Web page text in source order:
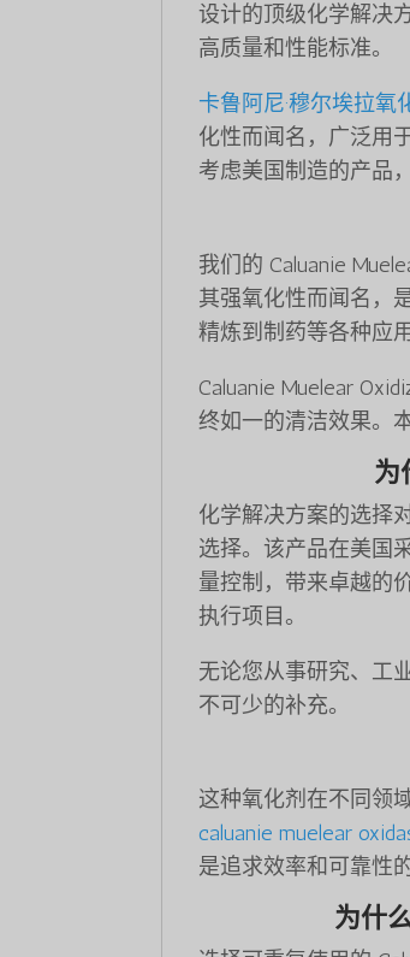
设计的顶级化学解决
高质量和性能标准。
卡鲁阿尼·穆尔埃拉氧
化性而闻名，广泛用
考虑美国制造的产品
我们的 Caluanie
其强氧化性而闻名，
精炼到制药等各种应
Caluanie Muelear
终如一的清洁效果。
为
化学解决方案的选择
选择。该产品在美国
量控制，带来卓越的
执行项目。
无论您从事研究、工
不可少的补充。
这种氧化剂在不同领
caluanie muelear
是追求效率和可靠性
为什